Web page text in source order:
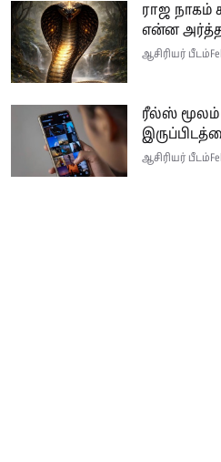
ராஜ
என்ன
ஆசிரியர் பீடம்
ரீல்ஸ்
ஆசிரியர் பீடம்